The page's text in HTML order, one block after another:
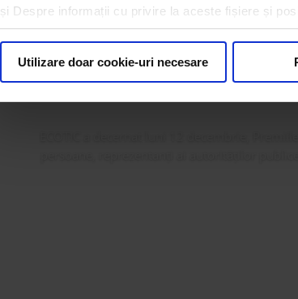
și Despre informații cu privire la aceste fișiere și
Utilizare doar cookie-uri necesare
ECOTIC a
Premiilor